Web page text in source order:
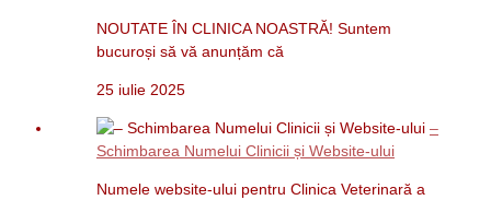
NOUTATE ÎN CLINICA NOASTRĂ! Suntem
bucuroși să vă anunțăm că
25 iulie 2025
–
Schimbarea Numelui Clinicii și Website-ului
Numele website-ului pentru Clinica Veterinară a